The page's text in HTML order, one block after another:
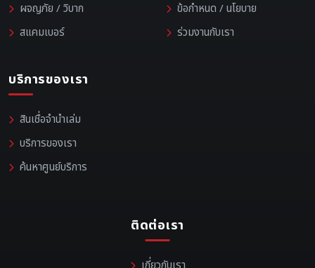
ผจญภัย / วิบาก
สแคมเบอร์
ข้อกำหนด / นโยบาย
ร่วมงานกับเรา
บริการของเรา
สินเชื่อจำนำเล่ม
บริการของเรา
ค้นหาศูนย์บริการ
ติดต่อเรา